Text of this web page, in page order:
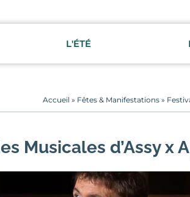
L'ÉTÉ
Accueil » Fêtes & Manifestations»
Musicales d’Assy x